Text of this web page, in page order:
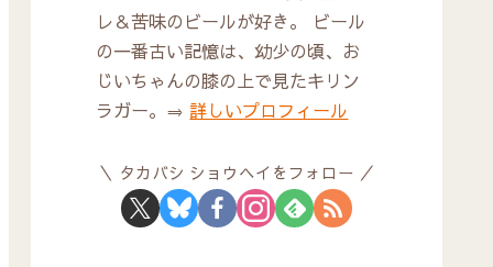
レ＆苦味のビールが好き。 ビール
の一番古い記憶は、幼少の頃、お
じいちゃんの膝の上で見たキリン
ラガー。⇒詳しいプロフィール
タカバシ ショウヘイをフォロー